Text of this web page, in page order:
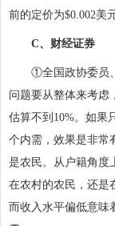
前的定价为$0.002美
C、财经证券
①全国政协委员、
问题要从整体来考虑
估算不到10%。如果
个内需，效果是非常
是农民。从户籍角度
在农村的农民，还是
而收入水平偏低意味